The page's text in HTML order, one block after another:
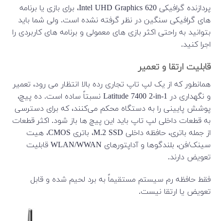
پردازنده گرافیکی Intel UHD Graphics 620، برای بازی یا برنامه
های گرافیکی سنگین در نظر گرفته نشده است. ولی شما باید
بتوانید به راحتی اکثر بازی های معمولی و برنامه های کاربردی را
اجرا کنید.
قابلیت ارتقا و تعمیر
همانطور که از یک لپ تاپ تجاری رده بالا انتظار می رود، تعمیر
و نگهداری در Latitude 7400 2-in-1 نسبتاً ساده است. ده پیچ،
پوشش پایینی را به دستگاه محکم می‌کنند، که برای دسترسی
به قطعات داخلی لپ تاپ باید این پیچ ها باز شود. اکثر قطعات
از جمله باتری، حافظه داخلی M.2 SSD، باتری CMOS، هیت
سینک/فن، بلندگوها و آداپتورهای WLAN/WWAN قابلیت
تعویض دارند.
فقط حافظه رم سیستم مستقیماً به برد لحیم شده و قابل
تعویض یا ارتقا نیست.